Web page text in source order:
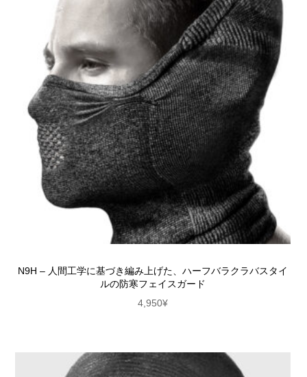
N9H – 人間工学に基づき編み上げた、ハーフバラクラバスタイ
ルの防寒フェイスガード
4,950¥